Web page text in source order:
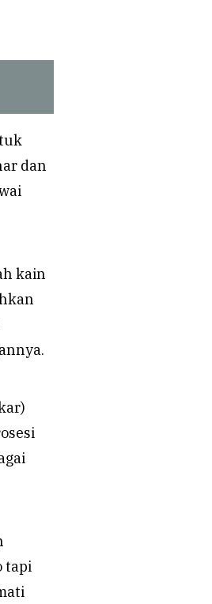
dan
kain
tapi